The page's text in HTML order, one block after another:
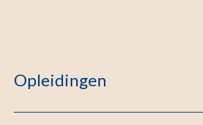
Opleidingen